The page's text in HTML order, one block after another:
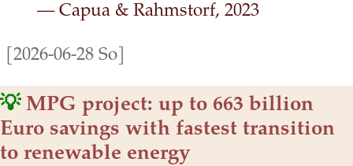
— Capua & Rahmstorf, 2023
[2026-06-28 So]
💡MPG project: up to 663 billion
Euro savings with fastest transition
to renewable energy